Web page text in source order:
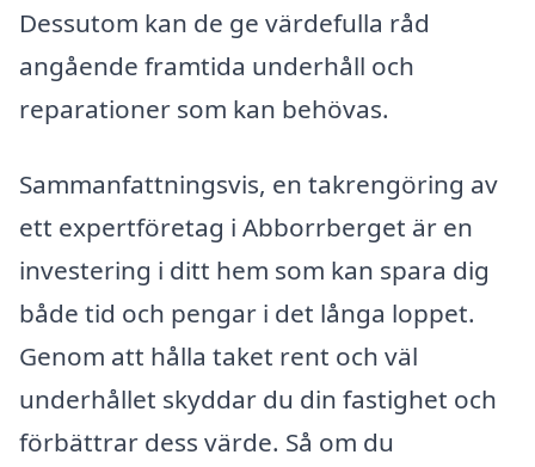
Dessutom kan de ge värdefulla råd
angående framtida underhåll och
reparationer som kan behövas.
Sammanfattningsvis, en takrengöring av
ett expertföretag i Abborrberget är en
investering i ditt hem som kan spara dig
både tid och pengar i det långa loppet.
Genom att hålla taket rent och väl
underhållet skyddar du din fastighet och
förbättrar dess värde. Så om du